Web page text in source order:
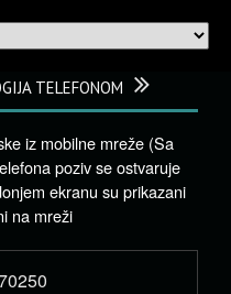
TELEFONOM
iz mobilne mreže (Sa
poziv se ostvaruje
ekranu su prikazani
na mreži